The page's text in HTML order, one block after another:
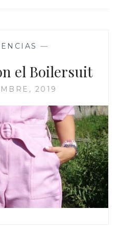
—
el Boilersuit
2019